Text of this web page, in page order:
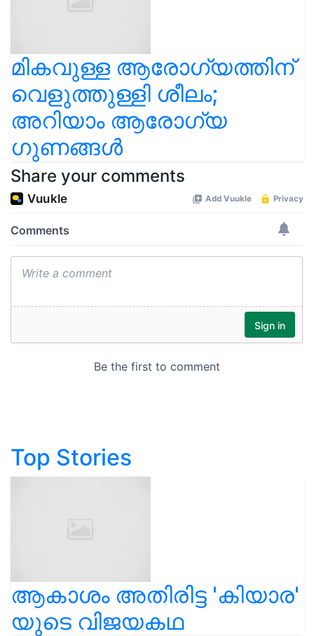
മികവുള്ള ആരോഗ്യത്തിന്
വെളുത്തുള്ളി ശീലം;
അറിയാം ആരോഗ്യ
ഗുണങ്ങൾ
Share your comments
Top Stories
ആകാശം അതിരിട്ട 'കിയാര'
യുടെ വിജയകഥ